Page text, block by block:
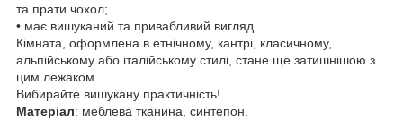
та прати чохол;
• має вишуканий та привабливий вигляд.
Кімната, оформлена в етнічному, кантрі, класичному,
альпійському або італійському стилі, стане ще затишнішою з
цим лежаком.
Вибирайте вишукану практичність!
Матеріал: меблева тканина, синтепон.